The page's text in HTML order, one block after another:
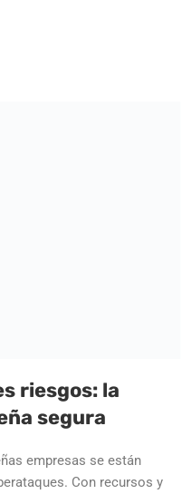
riesgos: la
segura
empresas se están
Con recursos y